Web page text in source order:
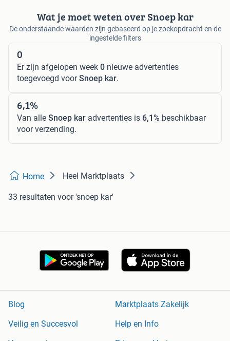
Wat je moet weten over Snoep kar
De onderstaande waarden zijn gebaseerd op je zoekopdracht en de
ingestelde filters
0
Er zijn afgelopen week 0 nieuwe advertenties
toegevoegd voorSnoep kar.
6,1%
Van alle Snoep kar advertenties is 6,1% beschikbaar
voor verzending.
Home Heel Marktplaats
33 resultaten voor 'snoep kar'
Blog
Marktplaats Zakelijk
Veilig en Succesvol
Help en Info